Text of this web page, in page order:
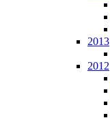
2013
2012